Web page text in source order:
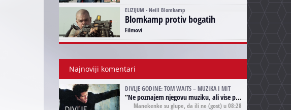
ELIZIJUM - Neill Blomkamp
Blomkamp protiv bogatih
Filmovi
Najnoviji komentari
DIVLJE GODINE: TOM WAITS – MUZIKA I MIT
“Ne poznajem njegovu muziku, ali vise puta nego sto sam to zazeleo gledao sam njegove umjetnicke slike na raznim stranama interneta. Te stoga zakljucujem da je Tom Waits Lady Gaga muzike namrstenih, ma
Manekenke su glupe, da ili ne (gost) u 08:28